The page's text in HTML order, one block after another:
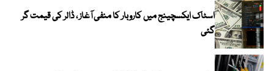
اسٹاک ایکسچینج میں کاروبار کا منفی آغاز ، ڈالر کی قیمت گر
گئی